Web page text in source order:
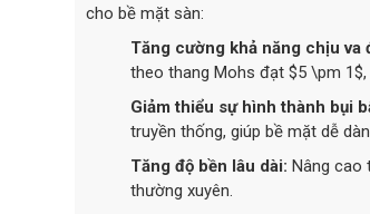
cho bề mặt sàn:
Tăng cường khả năng chịu va
theo thang Mohs đạt $5 \pm
Giảm thiểu sự hình thành bụi
truyền thống, giúp bề mặt dễ
Tăng độ bền lâu dài: Nâng cao
thường xuyên.